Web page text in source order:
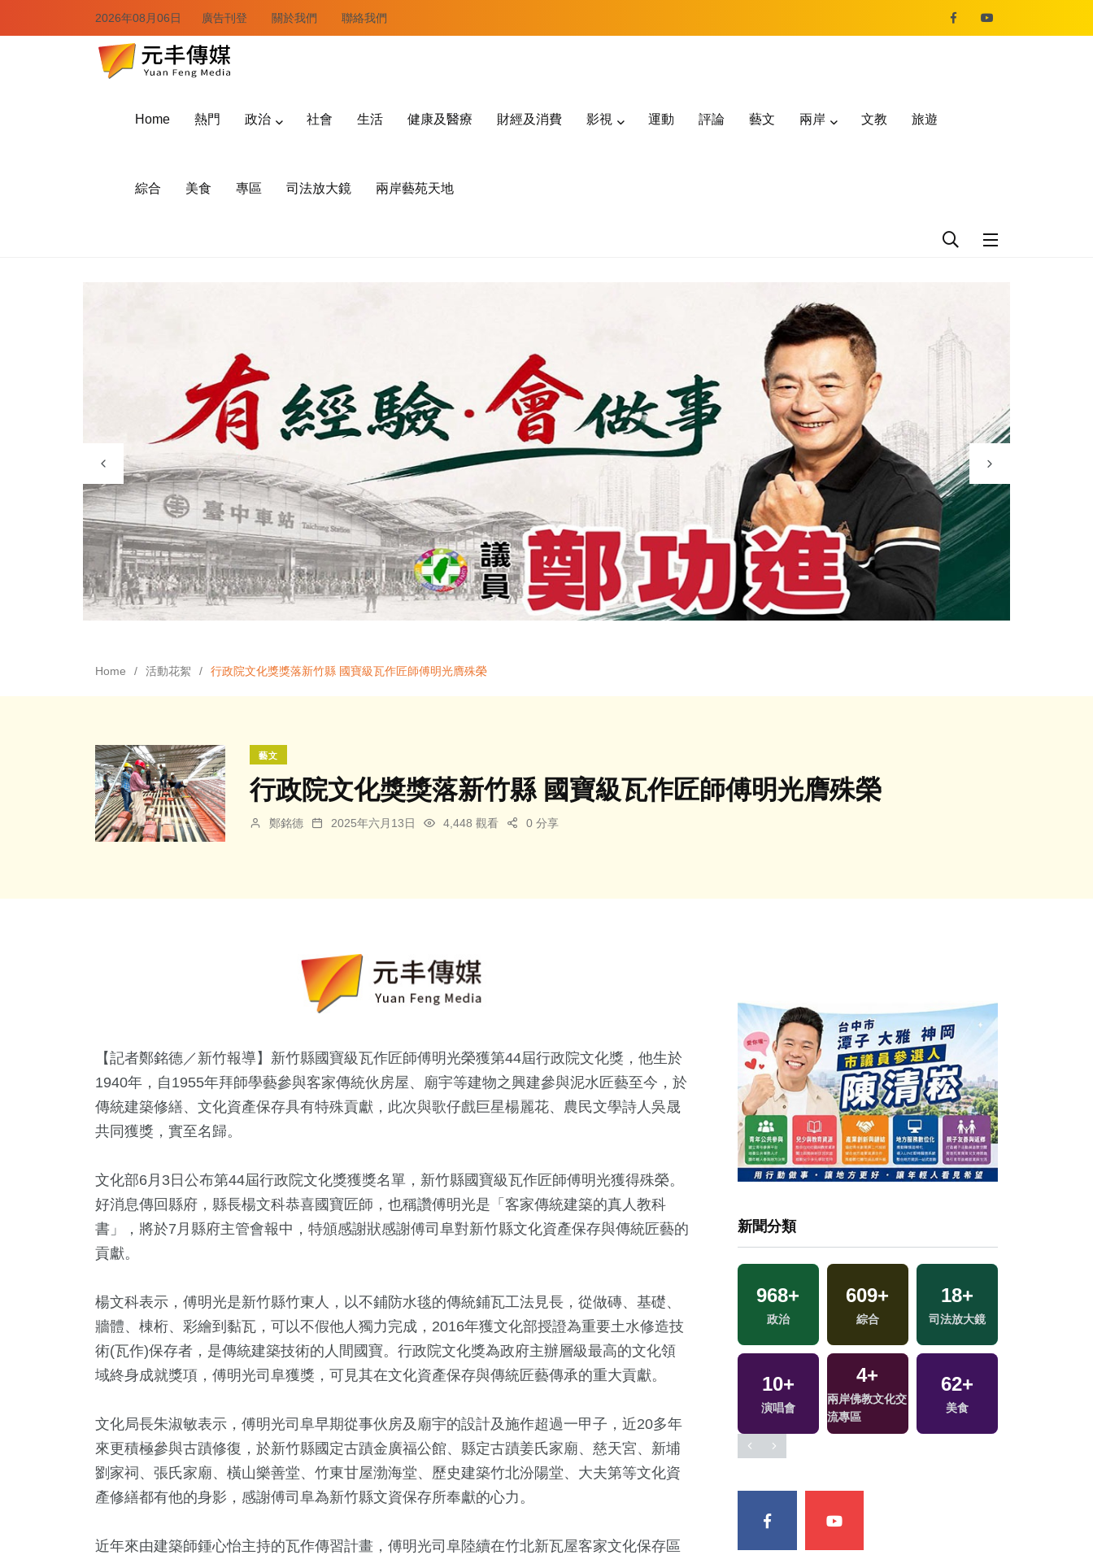
2026年08月06日 廣告刊登 關於我們 聯絡我們
Home 熱門 政治 社會 生活 健康及醫療 財經及消費 影視 運動 評論 藝文 兩岸 文教 旅遊
綜合 美食 專區 司法放大鏡 兩岸藝苑天地
Home 活動花絮 行政院文化獎獎落新竹縣 國寶級瓦作匠師傅明光膺殊榮
藝文
行政院文化獎獎落新竹縣 國寶級瓦作匠師傅明光膺殊榮
鄭銘德 2025年六月13日 4,448 觀看 0 分享
【記者鄭銘德／新竹報導】新竹縣國寶級瓦作匠師傅明光榮獲第44屆行政院文化獎，他生於
1940年，自1955年拜師學藝參與客家傳統伙房屋、廟宇等建物之興建參與泥水匠藝至今，於
傳統建築修繕、文化資產保存具有特殊貢獻，此次與歌仔戲巨星楊麗花、農民文學詩人吳晟
共同獲獎，實至名歸。
文化部6月3日公布第44屆行政院文化獎獲獎名單，新竹縣國寶級瓦作匠師傅明光獲得殊榮。
好消息傳回縣府，縣長楊文科恭喜國寶匠師，也稱讚傅明光是「客家傳統建築的真人教科
書」，將於7月縣府主管會報中，特頒感謝狀感謝傅司阜對新竹縣文化資產保存與傳統匠藝的
貢獻。
楊文科表示，傅明光是新竹縣竹東人，以不鋪防水毯的傳統鋪瓦工法見長，從做磚、基礎、
牆體、棟桁、彩繪到黏瓦，可以不假他人獨力完成，2016年獲文化部授證為重要土水修造技
術(瓦作)保存者，是傳統建築技術的人間國寶。行政院文化獎為政府主辦層級最高的文化領
域終身成就獎項，傅明光司阜獲獎，可見其在文化資產保存與傳統匠藝傳承的重大貢獻。
文化局長朱淑敏表示，傅明光司阜早期從事伙房及廟宇的設計及施作超過一甲子，近20多年
來更積極參與古蹟修復，於新竹縣國定古蹟金廣福公館、縣定古蹟姜氏家廟、慈天宮、新埔
劉家祠、張氏家廟、橫山樂善堂、竹東甘屋渤海堂、歷史建築竹北汾陽堂、大夫第等文化資
產修繕都有他的身影，感謝傅司阜為新竹縣文資保存所奉獻的心力。
近年來由建築師鍾心怡主持的瓦作傳習計畫，傅明光司阜陸續在竹北新瓦屋客家文化保存區
新聞分類
148+
運動
1210+
社會
+ 2+
化專區
1+
2023金鐘獎
兩岸道教文化交
流專區
1+
兩岸藝苑天地
503+
健康及醫療 財經及消費
8+ 56+
968+
政治
609+
綜合
18+
司法放大鏡
10+
演唱會
4+
兩岸佛教文化交
流專區
62+
美食